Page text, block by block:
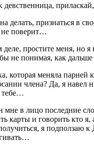
девственница, приласк
делать, признаться в
поверит…
простите меня, но
не понимая, как дальше
которая меняла парней
члена? Да, я навел
тебе…
мне в лицо последние
карты и говорить кто я,
я подползаю